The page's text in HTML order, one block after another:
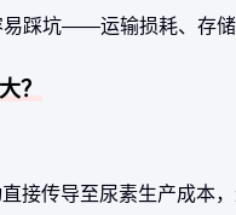
踩坑——运输损耗、存
？
接传导至尿素生产成本